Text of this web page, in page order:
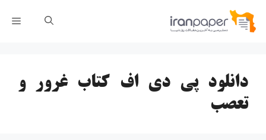
پرش
دانلود پی دی اف کتاب غرور و
تعصب